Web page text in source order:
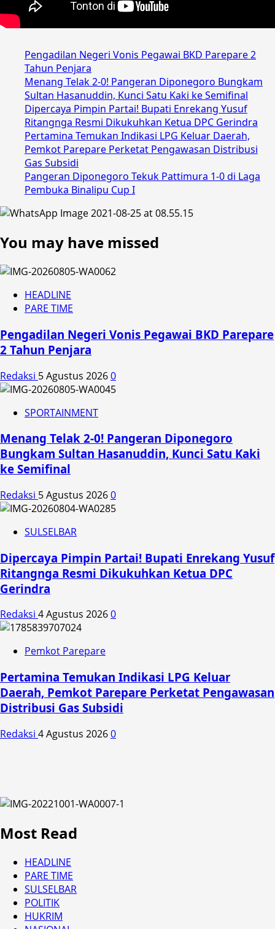
Pengadilan Negeri Vonis Pegawai BKD Parepare 2
Tahun Penjara
Menang Telak 2-0! Pangeran Diponegoro Bungkam
Sultan Hasanuddin, Kunci Satu Kaki ke Semifinal
Dipercaya Pimpin Partai! Bupati Enrekang Yusuf
Ritangnga Resmi Dikukuhkan Ketua DPC Gerindra
Pertamina Temukan Indikasi LPG Keluar Daerah,
Pemkot Parepare Perketat Pengawasan Distribusi
Gas Subsidi
Pangeran Diponegoro Tekuk Pattimura 1-0 di Laga
Pembuka Binalipu Cup I
You may have missed
HEADLINE
PARE TIME
Pengadilan Negeri Vonis Pegawai BKD Parepare
2 Tahun Penjara
Redaksi 5 Agustus 20260
SPORTAINMENT
Menang Telak 2-0! Pangeran Diponegoro
Bungkam Sultan Hasanuddin, Kunci Satu Kaki
ke Semifinal
Redaksi 5 Agustus 20260
SULSELBAR
Dipercaya Pimpin Partai! Bupati Enrekang Yusuf
Ritangnga Resmi Dikukuhkan Ketua DPC
Gerindra
Redaksi 4 Agustus 20260
Pemkot Parepare
Pertamina Temukan Indikasi LPG Keluar
Daerah, Pemkot Parepare Perketat Pengawasan
Distribusi Gas Subsidi
Redaksi 4 Agustus 20260
Most Read
HEADLINE
PARE TIME
SULSELBAR
POLITIK
HUKRIM